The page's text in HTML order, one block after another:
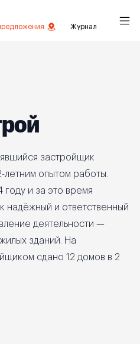
Журнал
застройщик
летним опытом работы.
году и за это время
надёжный и ответственный
деятельности —
зданий. На
сдано 12 домов в 2